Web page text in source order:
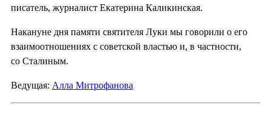
писатель, журналист Екатерина Каликинская.
Накануне дня памяти святителя Луки мы говорили о его
взаимоотношениях с советской властью и, в частности,
со Сталиным.
Ведущая: Алла Митрофанова